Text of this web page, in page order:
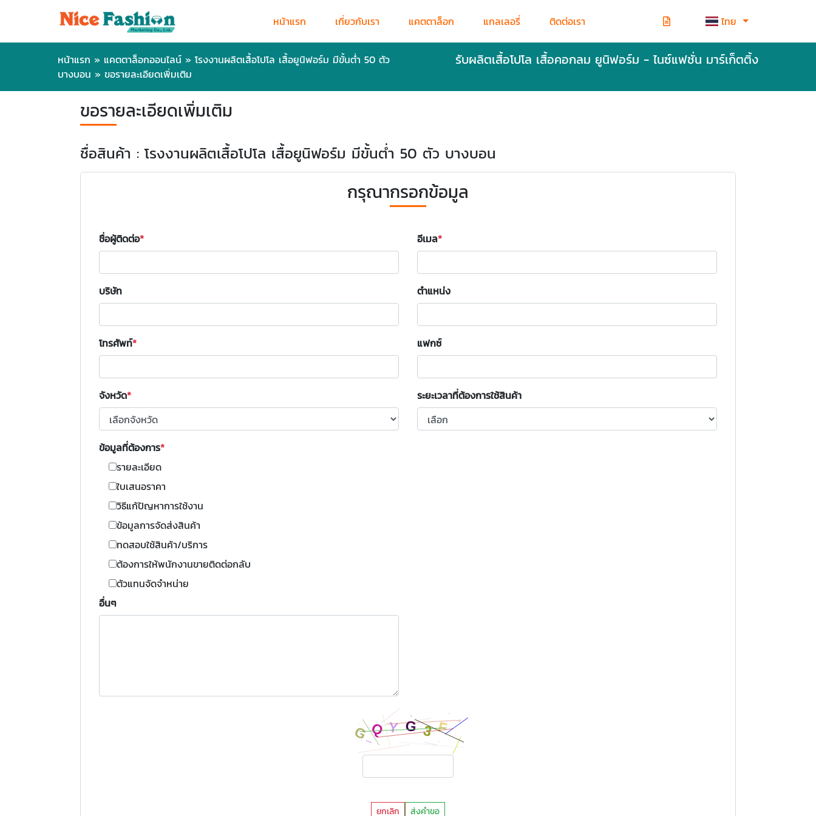
หน้าแรก เกี่ยวกับเรา แคตตาล็อก แกลเลอรี่ ติดต่อเรา ไทย
หน้าแรก » แคตตาล็อกออนไลน์ » โรงงานผลิตเสื้อโปโล เสื้อยูนิฟอร์ม มีขั้นต่ำ 50 ตัว
บางบอน » ขอรายละเอียดเพิ่มเติม
รับผลิตเสื้อโปโล เสื้อคอกลม ยูนิฟอร์ม - ไนซ์แฟชั่น มาร์เก็ตติ้ง
ขอรายละเอียดเพิ่มเติม
ชื่อสินค้า : โรงงานผลิตเสื้อโปโล เสื้อยูนิฟอร์ม มีขั้นต่ำ 50 ตัว บางบอน
กรุณากรอกข้อมูล
ชื่อผู้ติดต่อ อีเมล
บริษัท ตำแหน่ง
โทรศัพท์ แฟกซ์
จังหวัด ระยะเวลาที่ต้องการใช้สินค้า
ข้อมูลที่ต้องการ
รายละเอียด
ใบเสนอราคา
วิธีแก้ปัญหาการใช้งาน
ข้อมูลการจัดส่งสินค้า
ทดสอบใช้สินค้า/บริการ
ต้องการให้พนักงานขายติดต่อกลับ
ตัวแทนจัดจำหน่าย
อื่นๆ
ยกเลิก ส่งคำขอ